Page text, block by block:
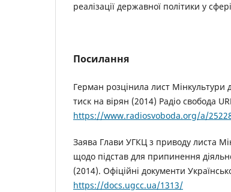
реалізації державної політики у сфері
Посилання
Герман розцінила лист Мінкультури
тиск на вірян (2014) Радіо свобода
https://www.radiosvoboda.org/a/
Заява Глави УГКЦ з приводу листа
щодо підстав для припинення
(2014). Офіційні документи
https://docs.ugcc.ua/1313/